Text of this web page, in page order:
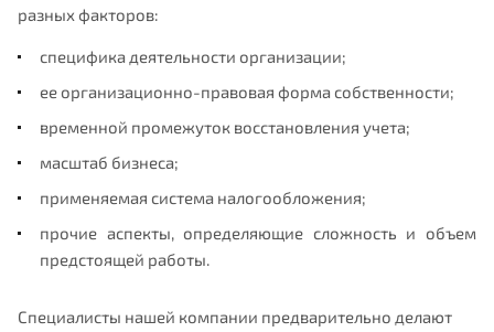
разных факторов:
специфика деятельности организации;
ее организационно-правовая форма собственности;
временной промежуток восстановления учета;
масштаб бизнеса;
применяемая система налогообложения;
прочие аспекты, определяющие сложность и объем
предстоящей работы.
Специалисты нашей компании предварительно делают